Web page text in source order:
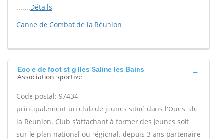
.......Détails
Canne de Combat de la Réunion
Ecole de foot st gilles Saline les Bains
Association sportive
Code postal: 97434
principalement un club de jeunes situé dans l'Ouest de
la Reunion. Club s'attachant à former des jeunes soit
sur le plan national ou régional. depuis 3 ans partenaire